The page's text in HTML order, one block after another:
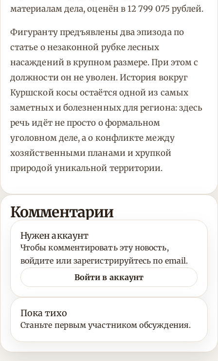
материалам дела, оценён в 12 799 075 рублей.
Фигуранту предъявлены два эпизода по
статье о незаконной рубке лесных
насаждений в крупном размере. При этом с
должности он не уволен. История вокруг
Куршской косы остаётся одной из самых
заметных и болезненных для региона: здесь
речь идёт не просто о формальном
уголовном деле, а о конфликте между
хозяйственными планами и хрупкой
природой уникальной территории.
Комментарии
Нужен аккаунт
Чтобы комментировать эту новость,
войдите или зарегистрируйтесь по email.
Войти в аккаунт
Пока тихо
Станьте первым участником обсуждения.